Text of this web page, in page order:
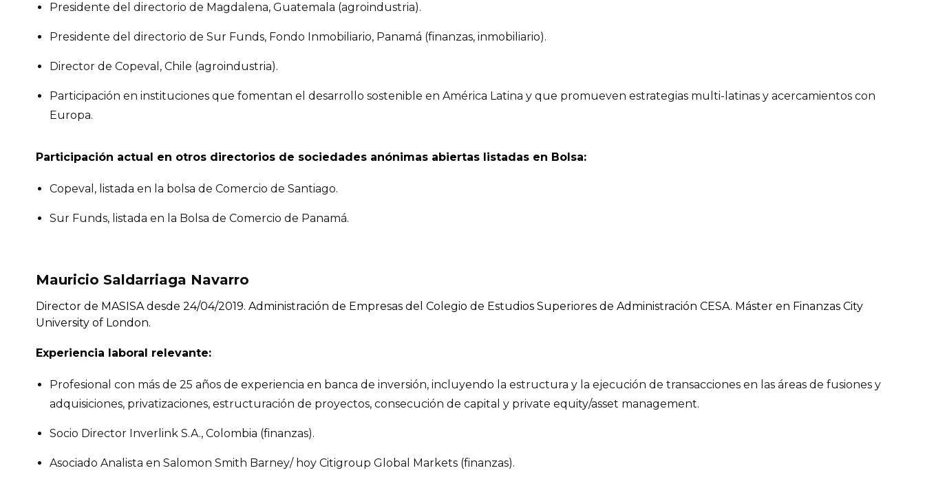
Presidente del directorio de Magdalena, Guatemala (agroindustria).
Presidente del directorio de Sur Funds, Fondo Inmobiliario, Panamá (finanzas, inmobiliario).
Director de Copeval, Chile (agroindustria).
Participación en instituciones que fomentan el desarrollo sostenible en América Latina y que promueven estrategias multi-latinas y acercamientos con
Europa.
Participación actual en otros directorios de sociedades anónimas abiertas listadas en Bolsa:
Copeval, listada en la bolsa de Comercio de Santiago.
Sur Funds, listada en la Bolsa de Comercio de Panamá.
Mauricio Saldarriaga Navarro
Director de MASISA desde 24/04/2019. Administración de Empresas del Colegio de Estudios Superiores de Administración CESA. Máster en Finanzas City
University of London.
Experiencia laboral relevante:
Profesional con más de 25 años de experiencia en banca de inversión, incluyendo la estructura y la ejecución de transacciones en las áreas de fusiones y
adquisiciones, privatizaciones, estructuración de proyectos, consecución de capital y private equity/asset management.
Socio Director Inverlink S.A., Colombia (finanzas).
Asociado Analista en Salomon Smith Barney/ hoy Citigroup Global Markets (finanzas).